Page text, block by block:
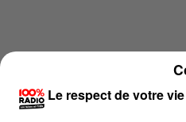
Le respect de votre